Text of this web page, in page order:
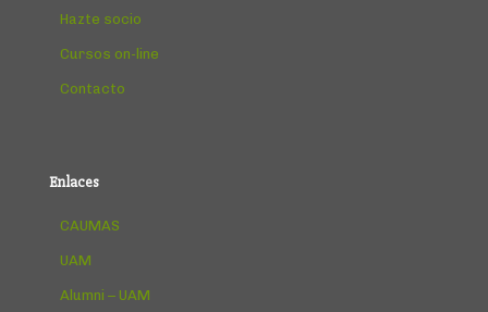
Hazte socio
Cursos on-line
Contacto
Enlaces
CAUMAS
UAM
Alumni – UAM